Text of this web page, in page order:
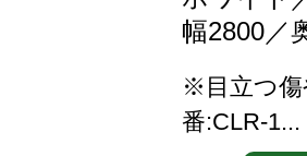
幅2800／
※目立つ傷
番:CLR-1...